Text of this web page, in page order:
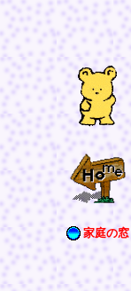
家庭の窓